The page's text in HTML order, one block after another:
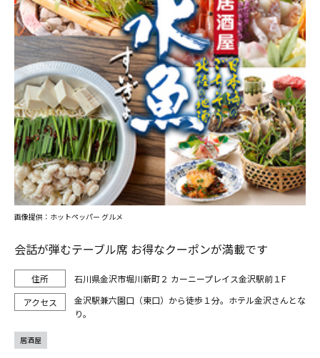
会話が弾むテーブル席 お得なクーポンが満載です
石川県金沢市堀川新町２ カーニープレイス金沢駅前１F
金沢駅兼六園口（東口）から徒歩１分。ホテル金沢さんとな
り。
画像提供：ホットペッパー グルメ
居酒屋